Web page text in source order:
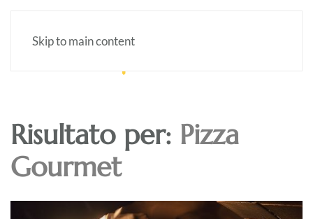
Skip to main content
Risultato per: Pizza
Gourmet